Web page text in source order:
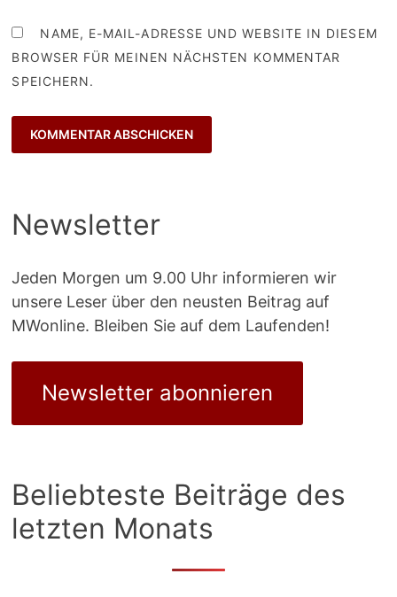
NAME, E-MAIL-ADRESSE UND WEBSITE IN DIESEM
BROWSER FÜR MEINEN NÄCHSTEN KOMMENTAR
SPEICHERN.
Newsletter
Jeden Morgen um 9.00 Uhr informieren wir
unsere Leser über den neusten Beitrag auf
MWonline. Bleiben Sie auf dem Laufenden!
Newsletter abonnieren
Beliebteste Beiträge des
letzten Monats